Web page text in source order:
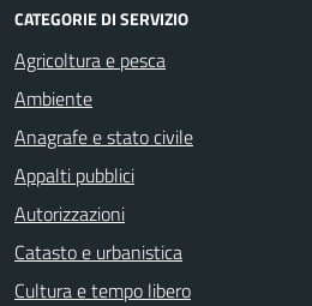
CATEGORIE DI SERVIZIO
Agricoltura e pesca
Ambiente
Anagrafe e stato civile
Appalti pubblici
Autorizzazioni
Catasto e urbanistica
Cultura e tempo libero